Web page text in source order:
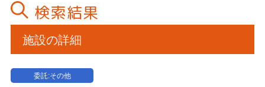
検索結果
施設の詳細
委託:その他